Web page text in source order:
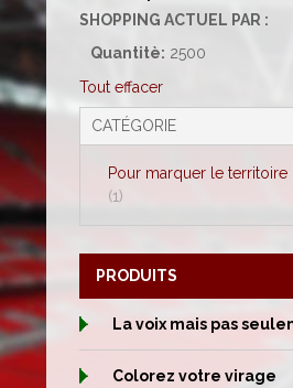
SHOPPING ACTUEL PAR :
Quantitè: 2500
Tout effacer
CATÉGORIE
Pour marquer le territoire
(1)
PRODUITS
La voix mais pas
Colorez votre virage